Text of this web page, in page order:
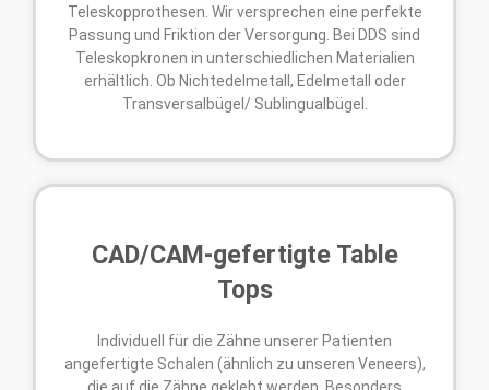
Teleskopprothesen. Wir versprechen eine perfekte
Passung und Friktion der Versorgung. Bei DDS sind
Teleskopkronen in unterschiedlichen Materialien
erhältlich. Ob Nichtedelmetall, Edelmetall oder
Transversalbügel/ Sublingualbügel.
CAD/CAM-gefertigte Table
Tops
Individuell für die Zähne unserer Patienten
angefertigte Schalen (ähnlich zu unseren Veneers),